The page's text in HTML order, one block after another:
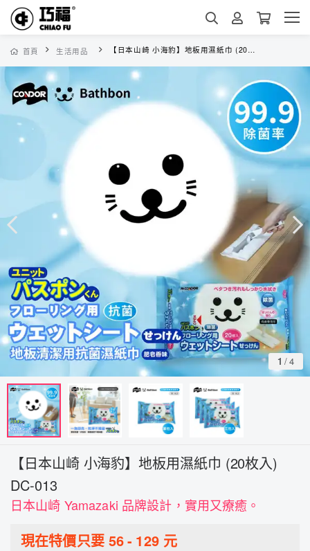
首頁 生活用品 【日本山崎 小海豹】地板用濕紙巾 (20枚入) DC-013
1 /4
【日本山崎 小海豹】地板用濕紙巾 (20枚入)
DC-013
日本山崎 Yamazaki 品牌設計，實用又療癒。
現在特價只要 56- 129元